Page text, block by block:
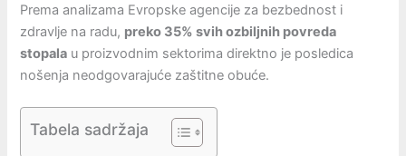
Prema analizama Evropske agencije za bezbednost i
zdravlje na radu, preko 35% svih ozbiljnih povreda
stopala u proizvodnim sektorima direktno je posledica
nošenja neodgovarajuće zaštitne obuće.
Tabela sadržaja